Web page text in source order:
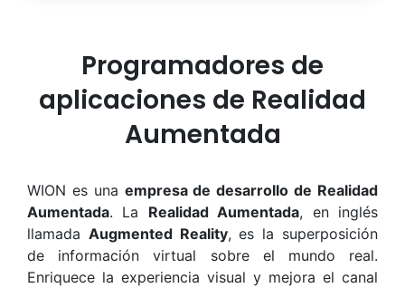
Programadores de
aplicaciones de Realidad
Aumentada
WION es una empresa de desarrollo de Realidad
Aumentada. La Realidad Aumentada, en inglés
llamada Augmented Reality, es la superposición
de información virtual sobre el mundo real.
Enriquece la experiencia visual y mejora el canal